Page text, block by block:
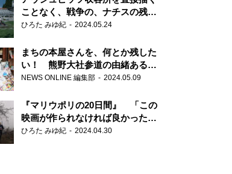
ことなく、戦争の、ナチスの残虐
さが見える映画 『関心領域』
ひろた みゆ紀 2024.05.24
まちの本屋さんを、何とか残した
い！ 熊野大社参道の由緒ある書
店・三代目の強い思い
NEWS ONLINE 編集部 2024.05.09
『マリウポリの20日間』 「この
映画が作られなければ良かった」
と語る監督
ひろた みゆ紀 2024.04.30